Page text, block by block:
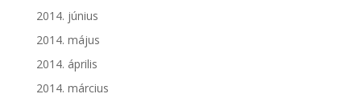
2014. június
2014. május
2014. április
2014. március